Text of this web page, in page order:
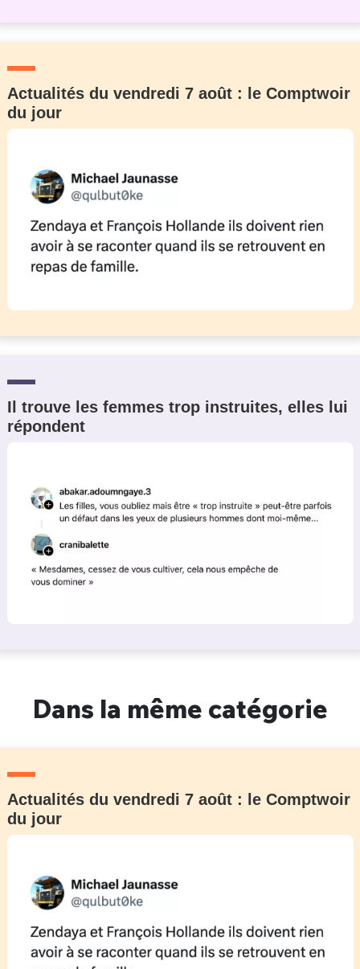
Actualités du vendredi 7 août : le Comptwoir
du jour
Il trouve les femmes trop instruites, elles lui
répondent
Dans la même catégorie
Actualités du vendredi 7 août : le Comptwoir
du jour